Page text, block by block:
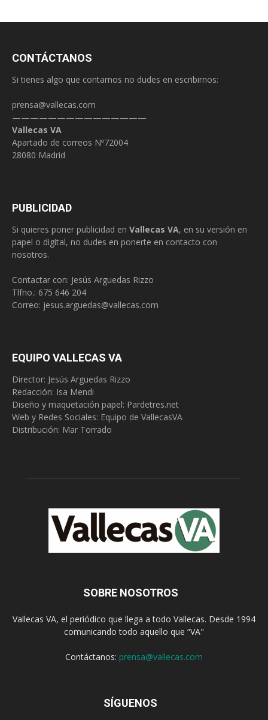
CONTÁCTANOS
Si tienes algo que contarnos no dudes en escribirnos:
prensa@vallecas.com
———————————————
Vallecas VA
Apartado de correos Nº72004
28080 Madrid
PUBLICIDAD
Si quieres poner publicidad en Vallecas VA, en su versión en
papel o digital, no dudes en ponerte en contacto con
nosotros.
Contactar con: Jesús Arguedas Rizzo
Tlfno.: 675 646 204
Correo: jesus.arguedas@vallecas.com
EQUIPO VALLECAS VA
Director: Jesús Arguedas Rizzo
Redacción: Isa Mendi
Diseño y maquetación papel: Pardetres.net
Web y Redes Sociales: Equipo de VallecasVA
Distribución: Mar Torrado
SOBRE NOSOTROS
Vallecas VA, el periódico que llega a todo Vallecas. Desde 1994
comunicando todo aquello que “VA"
Contáctanos: prensa@vallecas.com
SÍGUENOS